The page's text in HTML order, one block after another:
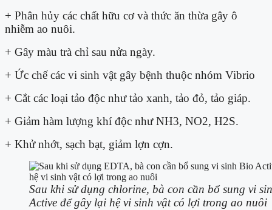
+ Phân hủy các chất hữu cơ và thức ăn thừa gây ô
nhiễm ao nuôi.
+ Gây màu trà chỉ sau nửa ngày.
+ Ức chế các vi sinh vật gây bệnh thuộc nhóm Vibrio
+ Cắt các loại tảo độc như tảo xanh, tảo đỏ, tảo giáp.
+ Giảm hàm lượng khí độc như NH3, NO2, H2S.
+ Khử nhớt, sạch bạt, giảm lợn cợn.
Sau khi sử dụng chlorine, bà con cần bổ sung vi
Active để gây lại hệ vi sinh vật có lợi trong ao nuôi